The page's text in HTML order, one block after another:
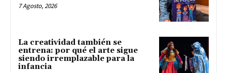
7 Agosto, 2026
La creatividad también se
entrena: por qué el arte sigue
siendo irremplazable para la
infancia